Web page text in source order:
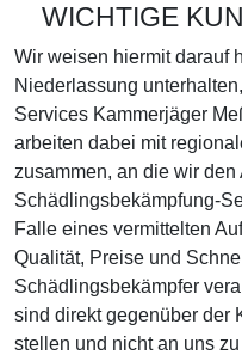
WICHTIGE
Wir weisen hiermit darauf
Niederlassung
Services Kammerjäger
arbeiten dabei mit
zusammen, an die wir den
Schädlingsbekämpfung-
Falle eines vermittelten
Qualität, Preise und
Schädlingsbekämpfer
sind direkt gegenüber der
stellen und nicht an uns